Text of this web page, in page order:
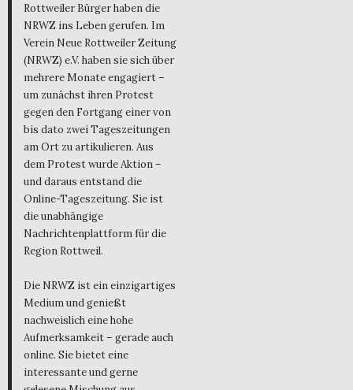
Rottweiler Bürger haben die
NRWZ ins Leben gerufen. Im
Verein Neue Rottweiler Zeitung
(NRWZ) e.V. haben sie sich über
mehrere Monate engagiert –
um zunächst ihren Protest
gegen den Fortgang einer von
bis dato zwei Tageszeitungen
am Ort zu artikulieren. Aus
dem Protest wurde Aktion –
und daraus entstand die
Online-Tageszeitung. Sie ist
die unabhängige
Nachrichtenplattform für die
Region Rottweil.
Die NRWZ ist ein einzigartiges
Medium und genießt
nachweislich eine hohe
Aufmerksamkeit – gerade auch
online. Sie bietet eine
interessante und gerne